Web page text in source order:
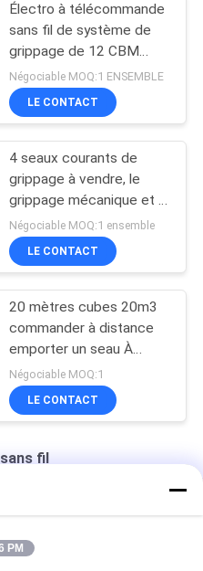
Électro à télécommande
sans fil de système de
grippage de 12 CBM
hydraulique
Négociable MOQ:1 ENSEMBLE
LE CONTACT
4 seaux courants de
grippage à vendre, le
grippage mécanique et le
grippage
électrohydraulique
Négociable MOQ:1 ensemble
LE CONTACT
20 mètres cubes 20m3
commander à distance
emporter un seau À
vendre
Négociable MOQ:1
LE CONTACT
fil
de 100m
PM